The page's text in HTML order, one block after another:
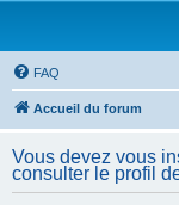
FAQ
Accueil du forum
Vous devez vous
consulter le profil